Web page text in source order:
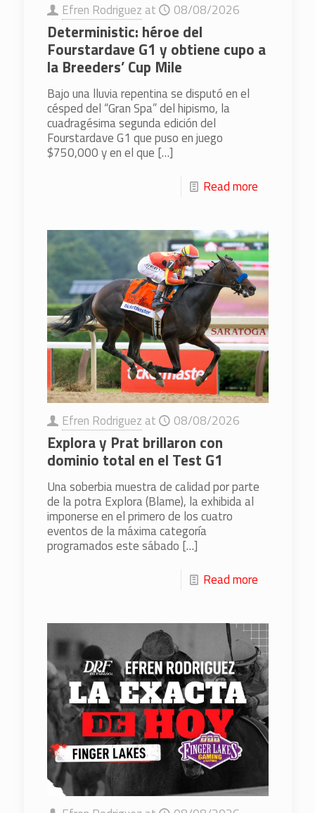
Efren Rodriguez at 08/08/2026
Deterministic: héroe del
Fourstardave G1 y obtiene cupo a
la Breeders’ Cup Mile
Bajo una lluvia repentina se disputó en el
césped del “Gran Spa” del hipismo, la
cuadragésima segunda edición del
Fourstardave G1 que puso en juego
$750,000 y en el que […]
Read more
Efren Rodriguez at 08/08/2026
Explora y Prat brillaron con
dominio total en el Test G1
Una soberbia muestra de calidad por parte
de la potra Explora (Blame), la exhibida al
imponerse en el primero de los cuatro
eventos de la máxima categoría
programados este sábado […]
Read more